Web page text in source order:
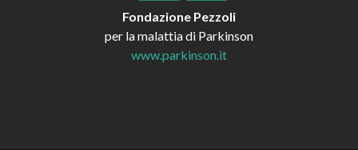
Fondazione Pezzoli
per la malattia di Parkinson
www.parkinson.it